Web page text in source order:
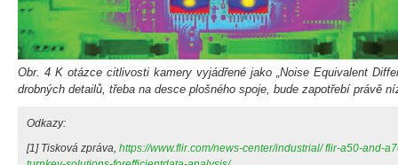
Obr. 4 K otázce citlivosti kamery vyjádřené jako „Noise Equivalent
drobných detailů, třeba na desce plošného spoje, bude zapotřebí právě
Odkazy:
[1] Tisková zpráva, https://www.flir.com/news-center/industrial/ flir-a50-and-